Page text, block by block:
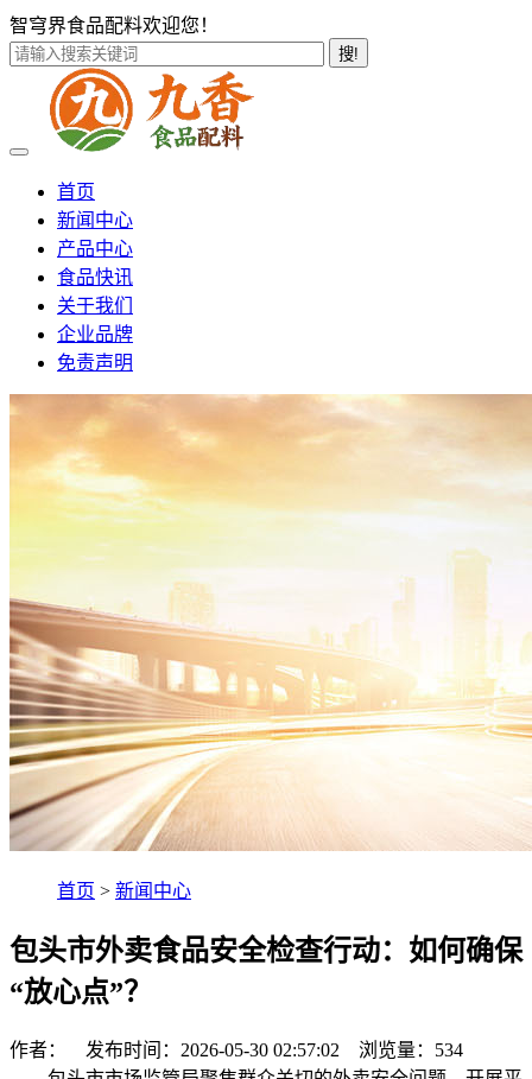
智穹界食品配料欢迎您！
搜!
首页
新闻中心
产品中心
食品快讯
关于我们
企业品牌
免责声明
首页 > 新闻中心
包头市外卖食品安全检查行动：如何确保
“放心点”？
作者： 发布时间：2026-05-30 02:57:02 浏览量： 534